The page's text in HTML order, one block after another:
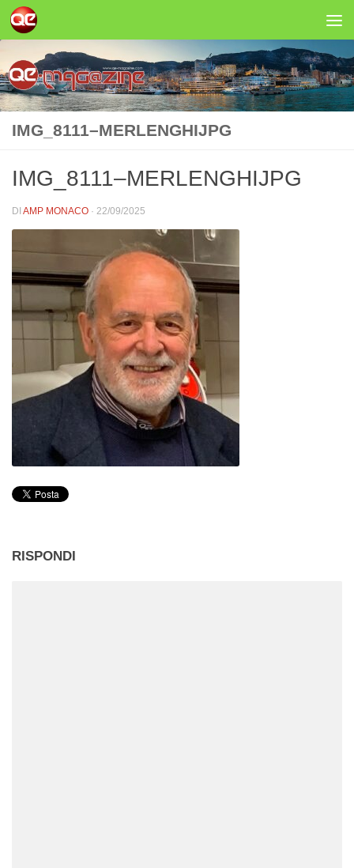
Salta al contenuto
IMG_8111–MERLENGHIJPG
IMG_8111–MERLENGHIJPG
DI AMP MONACO · 22/09/2025
RISPONDI